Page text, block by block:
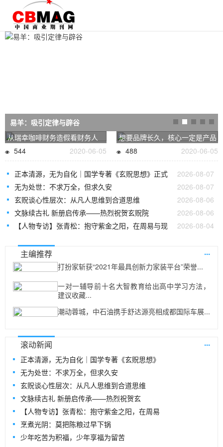
易羊：吸引定律与辟谷
从瑞幸咖啡财务造假看财务人
544
2020-06-05
想要品牌长久，核心一定是产品
488
2020-06-05
正本清源，无为自化｜国学专著《玄贶思想》正式
2026-08-07
无为处世：不求万全，但求久安
2026-08-07
玄贶谈心性层次：从凡人思维到合道思维
2026-08-06
文脉续古礼 新册启传承——热烈祝贺玄贶院
2026-08-06
【人物专访】张青松：抱守紫金之阳，在周易与现
2026-08-04
主编推荐 ...
打扮家斩获“2021年最具创新力家装平台”荣誉...
一对一辅导前十名大智教育给出高中学习方法，
建议收藏...
潮动蓉城，中石油携手舒达源亮相成都国际车展...
滚动新闻 ...
正本清源，无为自化｜国学专著《玄贶思想》
无为处世：不求万全，但求久安
玄贶谈心性层次：从凡人思维到合道思维
文脉续古礼 新册启传承——热烈祝贺玄
【人物专访】张青松：抱守紫金之阳，在周易
烹煮光阴：莫把陈粮过早下锅
少年吃苦为积福，少年享福为留苦